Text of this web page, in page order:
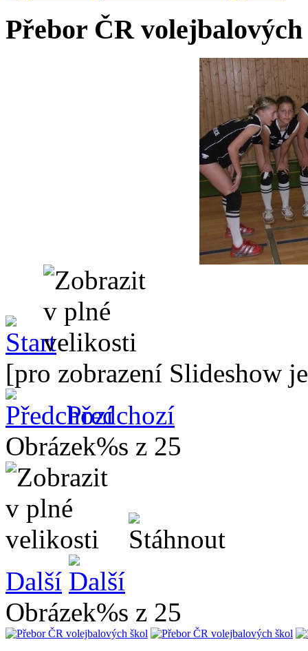
Přebor ČR
[pro zobrazení Slideshow
Předchozí
Obrázek%s z 25
Další
Obrázek%s z 25